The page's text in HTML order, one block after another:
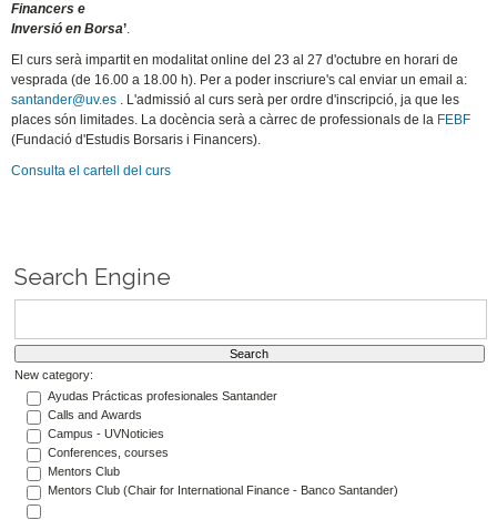
Financers e
Inversió en Borsa’.
El curs serà impartit en modalitat online del 23 al 27 d'octubre en horari de
vesprada (de 16.00 a 18.00 h). Per a poder inscriure's cal enviar un email a:
santander@uv.es . L'admissió al curs serà per ordre d'inscripció, ja que les
places són limitades. La docència serà a càrrec de professionals de la FEBF
(Fundació d'Estudis Borsaris i Financers).
Consulta el cartell del curs
Search Engine
New category:
Ayudas Prácticas profesionales Santander
Calls and Awards
Campus - UVNoticies
Conferences, courses
Mentors Club
Mentors Club (Chair for International Finance - Banco Santander)